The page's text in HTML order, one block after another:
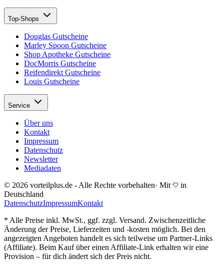
Top-Shops
Douglas Gutscheine
Marley Spoon Gutscheine
Shop Apotheke Gutscheine
DocMorris Gutscheine
Reifendirekt Gutscheine
Louis Gutscheine
Service
Über uns
Kontakt
Impressum
Datenschutz
Newsletter
Mediadaten
© 2026 vorteilplus.de - Alle Rechte vorbehalten· Mit
in
Deutschland
DatenschutzImpressumKontakt
* Alle Preise inkl. MwSt., ggf. zzgl. Versand. Zwischenzeitliche
Änderung der Preise, Lieferzeiten und -kosten möglich. Bei den
angezeigten Angeboten handelt es sich teilweise um Partner-Links
(Affiliate). Beim Kauf über einen Affiliate-Link erhalten wir eine
Provision – für dich ändert sich der Preis nicht.